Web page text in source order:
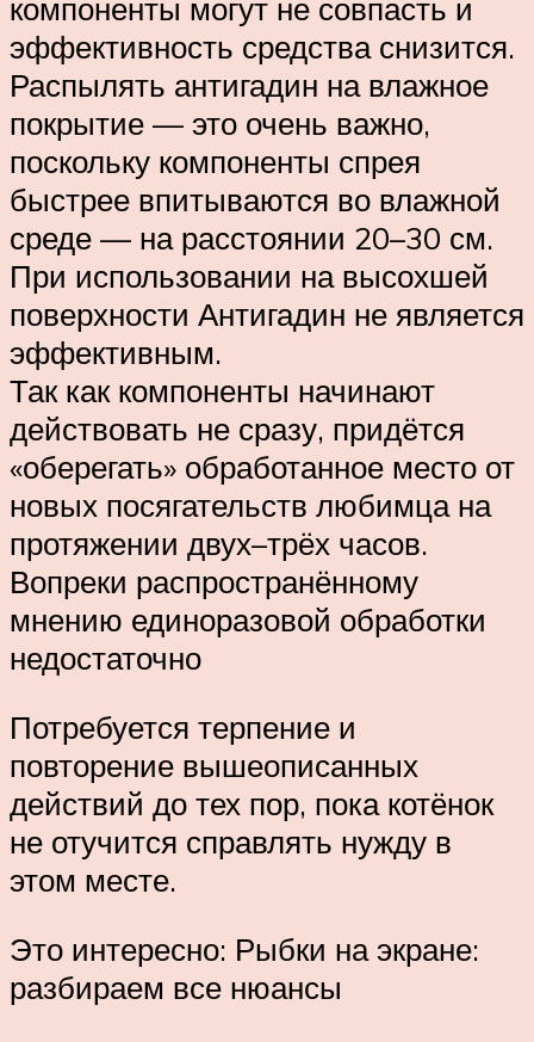
компоненты могут не совпасть и
эффективность средства снизится.
Распылять антигадин на влажное
покрытие — это очень важно,
поскольку компоненты спрея
быстрее впитываются во влажной
среде — на расстоянии 20–30 см.
При использовании на высохшей
поверхности Антигадин не является
эффективным.
Так как компоненты начинают
действовать не сразу, придётся
«оберегать» обработанное место от
новых посягательств любимца на
протяжении двух–трёх часов.
Вопреки распространённому
мнению единоразовой обработки
недостаточно
Потребуется терпение и
повторение вышеописанных
действий до тех пор, пока котёнок
не отучится справлять нужду в
этом месте.
Это интересно: Рыбки на экране:
разбираем все нюансы